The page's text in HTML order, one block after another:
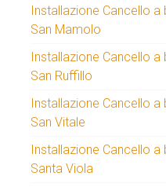
Installazione Cancello
San Mamolo
Installazione Cancello
San Ruffillo
Installazione Cancello
San Vitale
Installazione Cancello
Santa Viola